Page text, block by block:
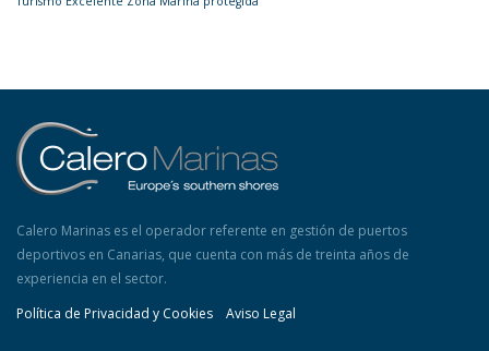
Calero Marinas es el operador referente en gestión de puertos
deportivos en Canarias, que cuenta con más de treinta años de
experiencia en el sector.
Política de Privacidad y Cookies
Aviso Legal